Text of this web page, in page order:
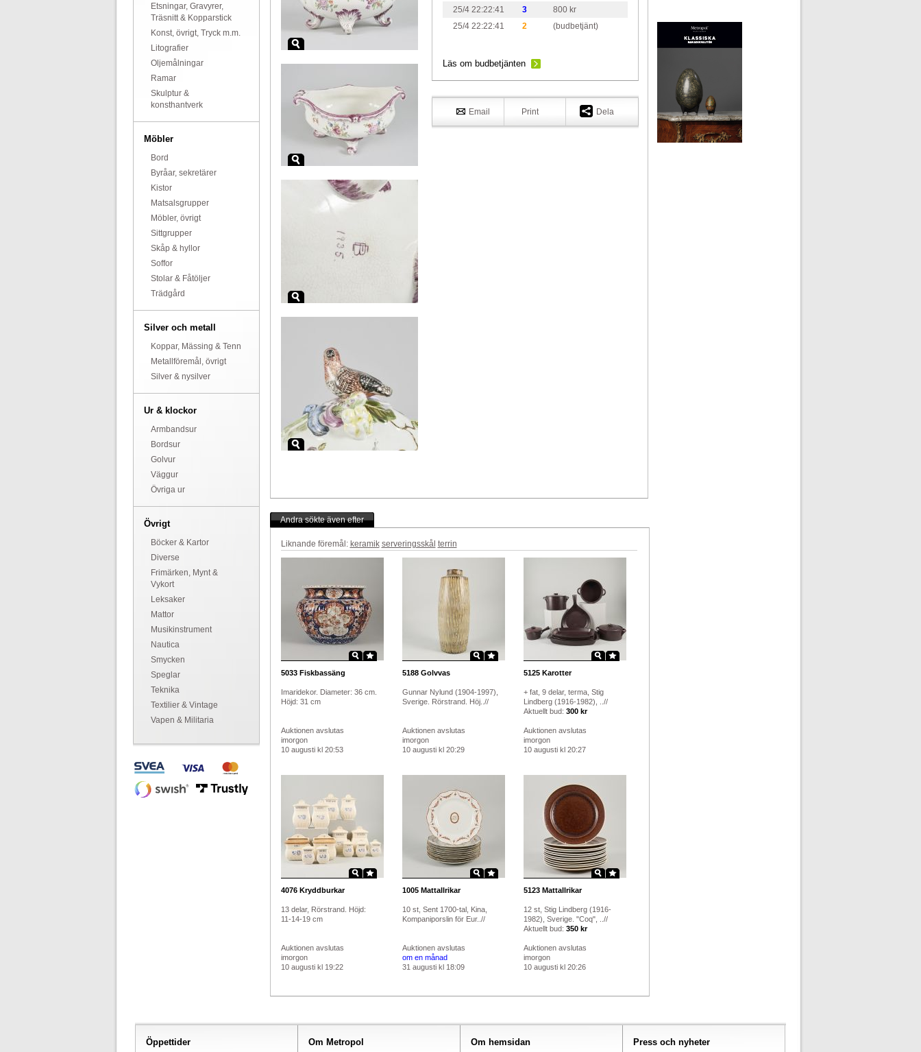
Etsningar, Gravyrer,
Träsnitt & Kopparstick
Konst, övrigt, Tryck m.m.
Litografier
Oljemålningar
Ramar
Skulptur &
konsthantverk
Möbler
Bord
Byråar, sekretärer
Kistor
Matsalsgrupper
Möbler, övrigt
Sittgrupper
Skåp & hyllor
Soffor
Stolar & Fåtöljer
Trädgård
Silver och metall
Koppar, Mässing & Tenn
Metallföremål, övrigt
Silver & nysilver
Ur & klockor
Armbandsur
Bordsur
Golvur
Väggur
Övriga ur
Övrigt
Böcker & Kartor
Diverse
Frimärken, Mynt &
Vykort
Leksaker
Mattor
Musikinstrument
Nautica
Smycken
Speglar
Teknika
Textilier & Vintage
Vapen & Militaria
25/4 22:22:41
3
800 kr
25/4 22:22:41
2 (budbetjänt)
Läs om budbetjänten
Email Print Dela
Andra sökte även efter
Liknande föremål: keramik serveringsskål terrin
5033Fiskbassäng
Imaridekor. Diameter: 36 cm.
Höjd: 31 cm
Auktionen avslutas
imorgon
10 augusti kl 20:53
5188Golvvas
Gunnar Nylund (1904-1997),
Sverige. Rörstrand. Höj..//
Auktionen avslutas
imorgon
10 augusti kl 20:29
5125Karotter
+ fat, 9 delar, terma, Stig
Lindberg (1916-1982), ..//
Aktuellt bud: 300 kr
Auktionen avslutas
imorgon
10 augusti kl 20:27
4076Kryddburkar
13 delar, Rörstrand. Höjd:
11-14-19 cm
Auktionen avslutas
imorgon
10 augusti kl 19:22
1005Mattallrikar
10 st, Sent 1700-tal, Kina,
Kompaniporslin för Eur..//
Auktionen avslutas
om en månad
31 augusti kl 18:09
5123Mattallrikar
12 st, Stig Lindberg (1916-
1982), Sverige. "Coq", ..//
Aktuellt bud: 350 kr
Auktionen avslutas
imorgon
10 augusti kl 20:26
Öppettider Om Metropol Om hemsidan Press och nyheter